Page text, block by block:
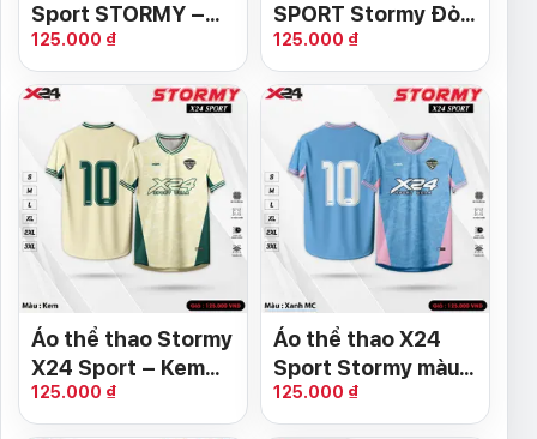
Sport STORMY –
Vàng Nghệ Đỏ Đô
125.000 ₫
SPORT Stormy Đỏ
Đô – Thiết Kế Cá
Tính, Mạnh Mẽ
125.000 ₫
Áo thể thao Stormy
X24 Sport – Kem
phối xanh đậm
phong cách mạnh
125.000 ₫
Áo thể thao X24
Sport Stormy màu
Xanh Manchester
City
125.000 ₫